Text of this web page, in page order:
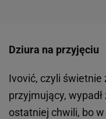
Dziura na przyjęciu
Ivović, czyli
przyjmujący,
ostatniej chwili, bo